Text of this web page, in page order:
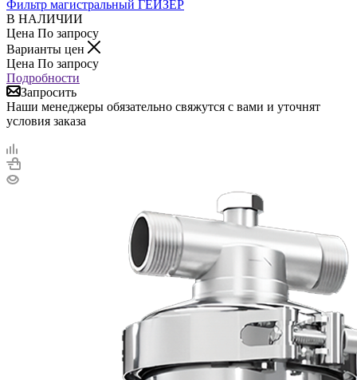
Фильтр магистральный ГЕЙЗЕР
В НАЛИЧИИ
Цена По запросу
Варианты цен
Цена По запросу
Подробности
Запросить
Наши менеджеры обязательно свяжутся с вами и уточнят
условия заказа